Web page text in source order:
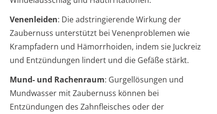
Venenleiden: Die adstringierende Wirkung der
Zaubernuss unterstützt bei Venenproblemen wie
Krampfadern und Hämorrhoiden, indem sie Juckreiz
und Entzündungen lindert und die Gefäße stärkt.
Mund- und Rachenraum: Gurgellösungen und
Mundwasser mit Zaubernuss können bei
Entzündungen des Zahnfleisches oder der